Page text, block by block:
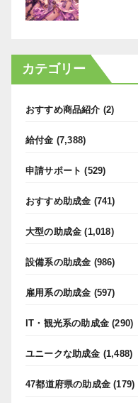
カテゴリー
おすすめ商品紹介 (2)
給付金 (7,388)
申請サポート (529)
おすすめ助成金 (741)
大型の助成金 (1,018)
設備系の助成金 (986)
雇用系の助成金 (597)
IT・観光系の助成金 (290)
ユニークな助成金 (1,488)
47都道府県の助成金 (179)